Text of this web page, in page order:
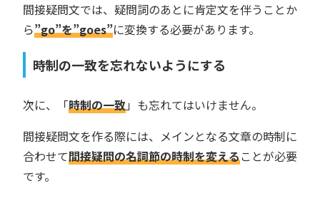
間接疑問文では、疑問詞のあとに肯定文を伴うことか
ら”go”を”goes”に変換する必要があります。
時制の一致を忘れないようにする
次に、「時制の一致」も忘れてはいけません。
間接疑問文を作る際には、メインとなる文章の時制に
合わせて間接疑問の名詞節の時制を変えることが必要
です。